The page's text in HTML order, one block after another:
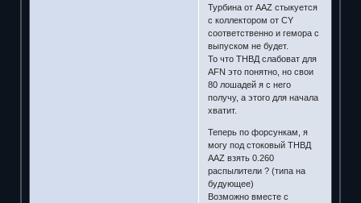
Турбина от AAZ стыкуется
с коллектором от CY
соответственно и гемора с
выпуском не будет.
То что ТНВД слабоват для
AFN это понятно, но свои
80 лошадей я с него
получу, а этого для начала
хватит.
Теперь по форсункам, я
могу под стоковый ТНВД
AAZ взять 0.260
распылители ? (типа на
будующее)
Возможно вместе с